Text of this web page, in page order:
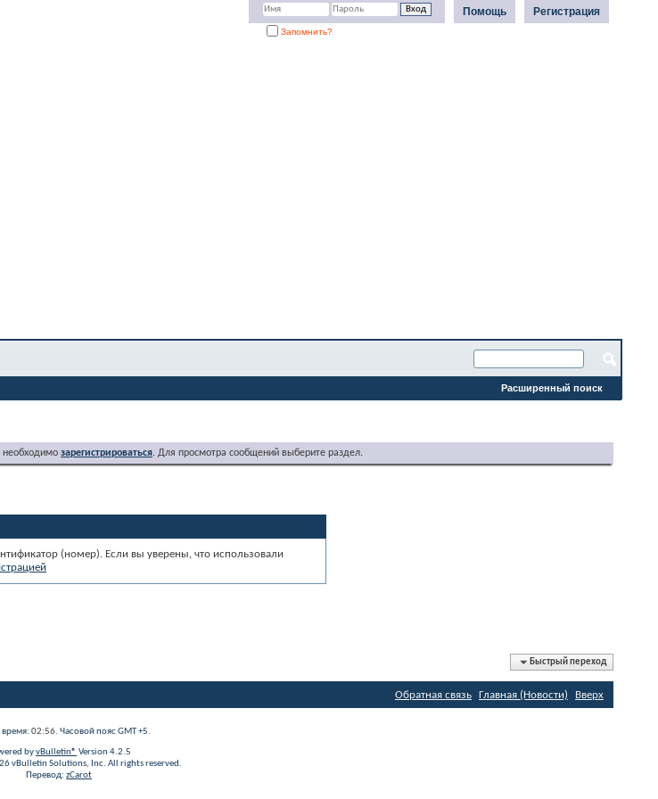
Регистрация
Помощь
Запомнить?
Расширенный поиск
необходимо зарегистрироваться. Для просмотра сообщений выберите раздел.
(номер). Если вы уверены, что использовали
Быстрый переход
Обратная связь Главная (Новости) Вверх
время: 02:56. Часовой пояс GMT +5.
byvBulletin® Version 4.2.5
vBulletin Solutions, Inc. All rights reserved.
Перевод: zCarot